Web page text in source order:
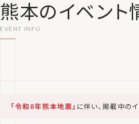
熊本のイベント
「令和8年熊本地震」 に伴い、掲載中の